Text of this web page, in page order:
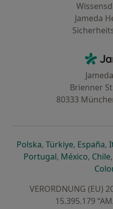
Jameda
Brienner
80333
Polskaöffnet in einer
, Türkiyeöffnet in
, España,
Portugalöffnet in einer
, Méxicoöffnet
, Chile,
VERORDNUNG (EU)
15.395.179